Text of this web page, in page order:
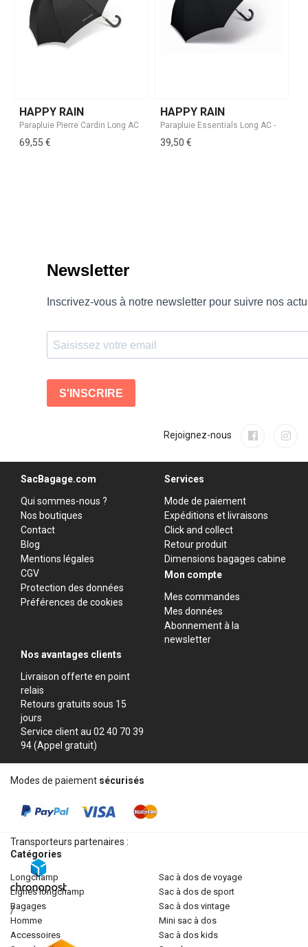
HAPPY RAIN
69,55 €
HAPPY RAIN
39,50 €
Rejoignez-nous
SacBagage.com
Qui sommes-nous ?
Nos boutiques
Contact
Blog
Mentions légales
CGV
Protection des données
Préférences de cookies
Services
Mode de paiement
Expéditions et livraisons
Click and collect
Retour produit
Dimensions bagages cabine
Mon compte
Mes commandes
Mes données
Abonnement à la
newsletter
Nos avantages clients
Livraison offerte en point
relais
Retours gratuits sous 15
jours
Service client au 02 40 70 39
94 (Appel gratuit)
Modes de paiement sécurisés
Transporteurs partenaires :
/
Catégories
longchamp
lignes longchamp
bagages
homme
accessoires
sac à dos de voyage
sac à dos de sport
sac à dos vintage
mini sac à dos
sac à dos kids